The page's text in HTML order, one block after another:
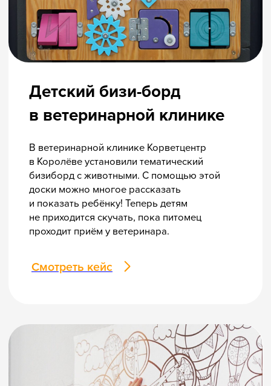
«Банда умников» — студия образовательных технологий
2012 — 2026